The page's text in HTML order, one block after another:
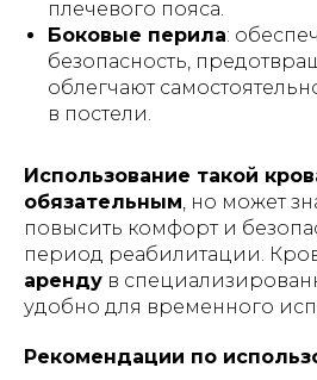
плечевого пояса.
Боковые перила:
безопасность,
облегчают
в постели.
Использование такой
обязательным, но может
повысить комфорт и
период реабилитации.
аренду в
удобно для временного
Рекомендации по